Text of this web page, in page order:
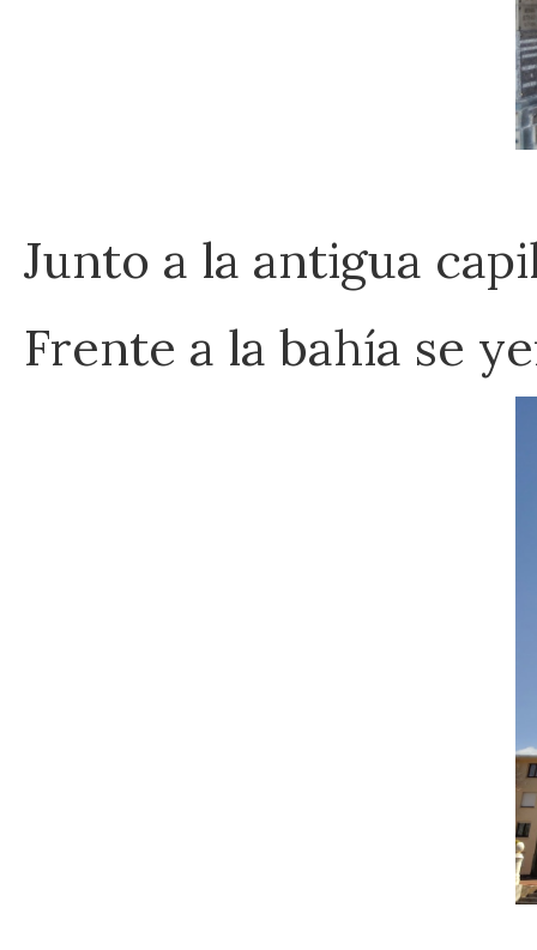
Junto a la antigua
Frente a la bahía se